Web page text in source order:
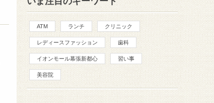
ATM ランチ クリニック
レディースファッション 歯科
イオンモール幕張新都心 習い事
美容院